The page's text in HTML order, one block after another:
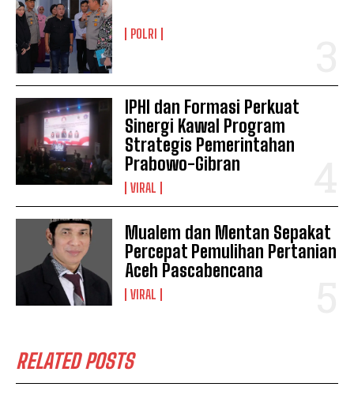
POLRI
IPHI dan Formasi Perkuat
Sinergi Kawal Program
Strategis Pemerintahan
Prabowo-Gibran
VIRAL
Mualem dan Mentan Sepakat
Percepat Pemulihan Pertanian
Aceh Pascabencana
VIRAL
RELATED POSTS